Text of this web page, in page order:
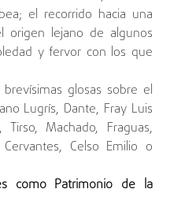
el recorrido hacia una
lejano de algunos
y fervor con los que
glosas sobre el
Lugrís, Dante, Fray Luis
Machado, Fraguas,
Celso Emilio o
como Patrimonio de la